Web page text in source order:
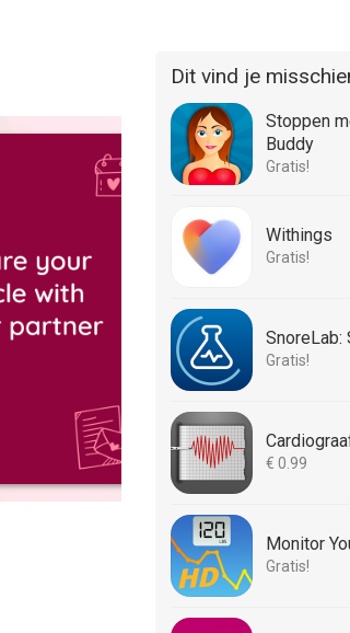
Dit vind je
Stoppen
Buddy
Gratis!
Withings
Gratis!
SnoreLab:
Gratis!
€ 0.99
Monitor
Gratis!